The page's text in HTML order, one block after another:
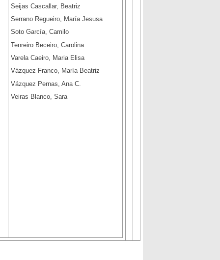
Seijas Cascallar, Beatriz
Serrano Regueiro, María Jesusa
Soto García, Camilo
Tenreiro Beceiro, Carolina
Varela Caeiro, Maria Elisa
Vázquez Franco, María Beatriz
Vázquez Pernas, Ana C.
Veiras Blanco, Sara